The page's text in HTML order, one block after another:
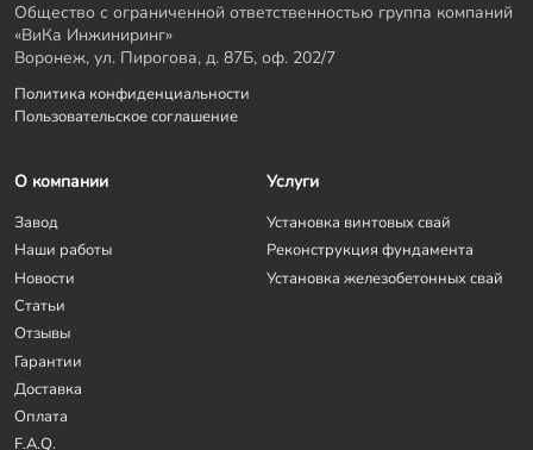
Общество с ограниченной ответственностью группа компаний
«ВиКа Инжиниринг»
Воронеж, ул. Пирогова, д. 87Б, оф. 202/7
Политика конфиденциальности
Пользовательское соглашение
О компании
Завод
Наши работы
Новости
Статьи
Отзывы
Гарантии
Доставка
Оплата
F.A.Q.
Услуги
Установка винтовых свай
Реконструкция фундамента
Установка железобетонных свай